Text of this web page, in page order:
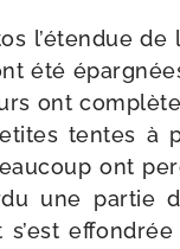
l’é­ten­due
été
ont
tentes à
ont
une par­tie
s’est